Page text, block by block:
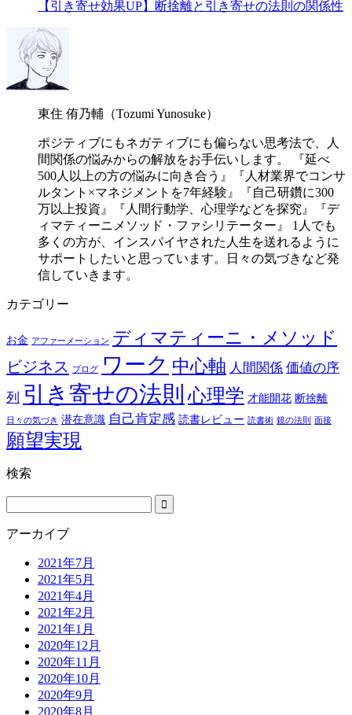
【引き寄せ効果UP】断捨離と引き寄せの法則の関係性
東住 侑乃輔（Tozumi Yunosuke）
ポジティブにもネガティブにも偏らない思考法で、人
間関係の悩みからの解放をお手伝いします。 『延べ
500人以上の方の悩みに向き合う』『人材業界でコンサ
ルタント×マネジメントを7年経験』『自己研鑽に300
万以上投資』『人間行動学、心理学などを探究』『デ
ィマティーニメソッド・ファシリテーター』 1人でも
多くの方が、インスパイヤされた人生を送れるように
サポートしたいと思っています。日々の気づきなど発
信していきます。
カテゴリー
お金 アファーメーション ディマティーニ・メソッド
ビジネス ブログ ワーク 中心軸 人間関係 価値の序
列 引き寄せの法則 心理学 才能開花 断捨離
日々の気づき 潜在意識 自己肯定感 読書レビュー 読書術 鏡の法則 面接
願望実現
検索
アーカイブ
2021年7月
2021年5月
2021年4月
2021年2月
2021年1月
2020年12月
2020年11月
2020年10月
2020年9月
2020年8月